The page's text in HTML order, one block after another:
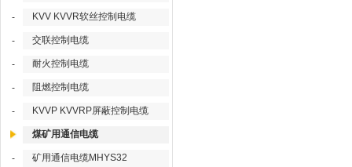
- KVV KVVR软丝控制电缆
- 交联控制电缆
- 耐火控制电缆
- 阻燃控制电缆
- KVVP KVVRP屏蔽控制电缆
煤矿用通信电缆
- 矿用通信电缆MHYS32